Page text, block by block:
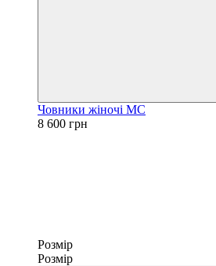
Човники жіночі МС
8 600 грн
Розмір
Розмір